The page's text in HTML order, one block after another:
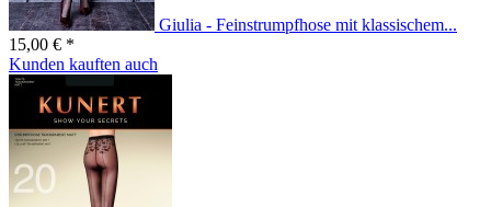
Giulia - Feinstrumpfhose mit klassischem...
15,00 € *
Kunden kauften auch